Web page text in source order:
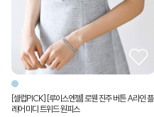
[셀럽PICK] [루이스엔젤] 로웬 진주 버튼 A라인 플
레어 미디 트위드 원피스